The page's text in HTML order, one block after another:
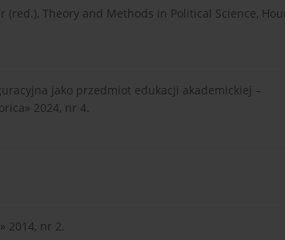
(red.), Theory and Methods in Political Science,
jako przedmiot edukacji akademickiej –
2024, nr 4.
2014, nr 2.